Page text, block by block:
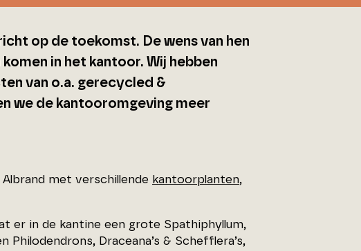
op de toekomst. De wens van hen
in het kantoor. Wij hebben
van o.a. gerecycled &
we de kantooromgeving meer
met verschillende kantoorplanten,
er in de kantine een grote Spathiphyllum,
Draceana’s & Schefflera’s,